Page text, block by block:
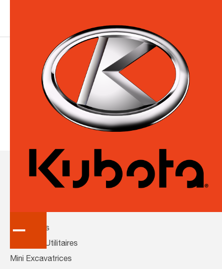
TEST
Tondeuses
Véhicules Utilitaires
Mini Excavatrices